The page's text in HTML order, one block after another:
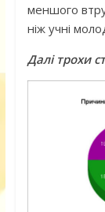
меншого
ніж учні
Далі трохи